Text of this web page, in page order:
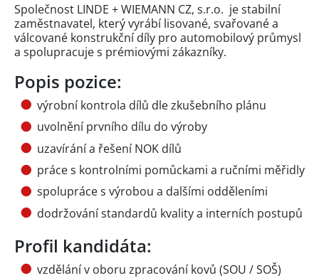
Společnost LINDE + WIEMANN CZ, s.r.o. je stabilní
zaměstnavatel, který vyrábí lisované, svařované a
válcované konstrukční díly pro automobilový průmysl
a spolupracuje s prémiovými zákazníky.
Popis pozice:
výrobní kontrola dílů dle zkušebního plánu
uvolnění prvního dílu do výroby
uzavírání a řešení NOK dílů
práce s kontrolními pomůckami a ručními měřidly
spolupráce s výrobou a dalšími odděleními
dodržování standardů kvality a interních postupů
Profil kandidáta:
vzdělání v oboru zpracování kovů (SOU / SOŠ)